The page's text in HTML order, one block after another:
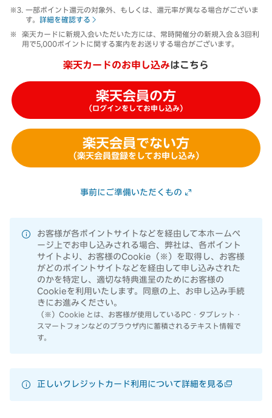
一部ポイント還元の対象外、もしくは、還元率が異なる場合がございま
す。 詳細を確認する
楽天カードに新規入会いただいた方には、常時開催分の新規入会＆3回利
用で5,000ポイントに関する案内をお送りする場合がございます。
楽天カードのお申し込みはこちら
楽天会員の方
（ログインをしてお申し込み）
楽天会員でない方
（楽天会員登録をしてお申し込み）
事前にご準備いただくもの
お客様が各ポイントサイトなどを経由して本ホームペ
ージ上でお申し込みされる場合、弊社は、各ポイント
サイトより、お客様のCookie（※）を取得し、お客様
がどのポイントサイトなどを経由して申し込みされた
のかを特定し、適切な特典進呈のためにお客様の
Cookieを利用いたします。同意の上、お申し込み手続
きにお進みください。
（※）Cookie とは、お客様が使用しているPC・タブレット・
スマートフォンなどのブラウザ内に蓄積されるテキスト情報で
す。
正しいクレジットカード利用について詳細を見る